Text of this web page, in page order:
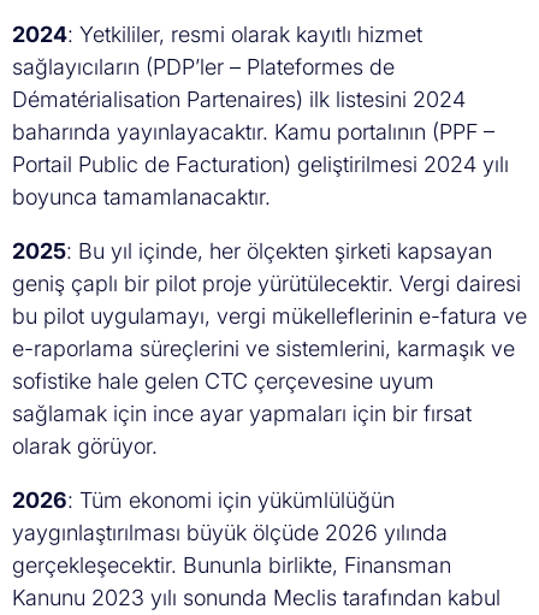
2024: Yetkililer, resmi olarak kayıtlı hizmet
sağlayıcıların (PDP’ler – Plateformes de
Dématérialisation Partenaires) ilk listesini 2024
baharında yayınlayacaktır. Kamu portalının (PPF –
Portail Public de Facturation) geliştirilmesi 2024 yılı
boyunca tamamlanacaktır.
2025: Bu yıl içinde, her ölçekten şirketi kapsayan
geniş çaplı bir pilot proje yürütülecektir. Vergi dairesi
bu pilot uygulamayı, vergi mükelleflerinin e-fatura ve
e-raporlama süreçlerini ve sistemlerini, karmaşık ve
sofistike hale gelen CTC çerçevesine uyum
sağlamak için ince ayar yapmaları için bir fırsat
olarak görüyor.
2026: Tüm ekonomi için yükümlülüğün
yaygınlaştırılması büyük ölçüde 2026 yılında
gerçekleşecektir. Bununla birlikte, Finansman
Kanunu 2023 yılı sonunda Meclis tarafından kabul